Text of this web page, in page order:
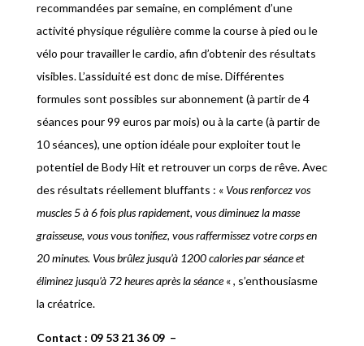
recommandées par semaine, en complément d’une
activité physique régulière comme la course à pied ou le
vélo pour travailler le cardio, afin d’obtenir des résultats
visibles. L’assiduité est donc de mise. Différentes
formules sont possibles sur abonnement (à partir de 4
séances pour 99 euros par mois) ou à la carte (à partir de
10 séances), une option idéale pour exploiter tout le
potentiel de Body Hit et retrouver un corps de rêve. Avec
des résultats réellement bluffants : « Vous renforcez vos
muscles 5 à 6 fois plus rapidement, vous diminuez la masse
graisseuse, vous vous tonifiez, vous raffermissez votre corps en
20 minutes. Vous brûlez jusqu’à 1200 calories par séance et
éliminez jusqu’à 72 heures après la séance« , s’enthousiasme
la créatrice.
Contact : 09 53 21 36 09 –